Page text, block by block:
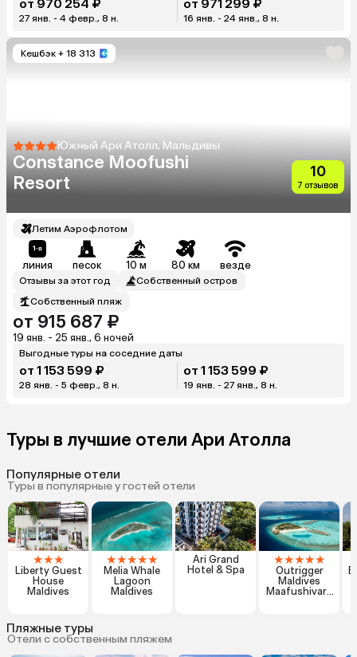
от 970 254 ₽
27 янв. - 4 февр., 8 н.
от 971 299 ₽
16 янв. - 24 янв., 8 н.
Кешбэк + 18 313
Южный Ари Атолл, Мальдивы
Constance Moofushi
Resort
10
7 отзывов
Летим Аэрофлотом
линия песок 10 м 80 км везде
Отзывы за этот год
Собственный остров
Собственный пляж
от 915 687 ₽
19 янв. - 25 янв., 6 ночей
Выгодные туры на соседние даты
от 1 153 599 ₽
28 янв. - 5 февр., 8 н.
от 1 153 599 ₽
19 янв. - 27 янв., 8 н.
Туры в лучшие отели Ари Атолла
Популярные отели
Туры в популярные у гостей отели
★★★
Liberty Guest
House
Maldives
★★★★★
Melia Whale
Lagoon
Maldives
Ari Grand
Hotel & Spa
★★★★★
Outrigger
Maldives
Maafushivaru
Пляжные туры
Отели с собственным пляжем